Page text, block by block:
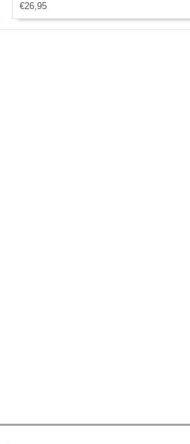
- Vouwbare Autowake Cover - iPad 10
2022 hoes - iPad 2022 Hoes - 10.9 inch
€26,95